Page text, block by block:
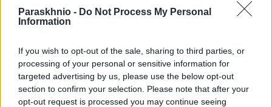
Paraskhnio - Do Not Process My Personal
Information
If you wish to opt-out of the sale, sharing to third parties, or
processing of your personal or sensitive information for
targeted advertising by us, please use the below opt-out
section to confirm your selection. Please note that after your
opt-out request is processed you may continue seeing